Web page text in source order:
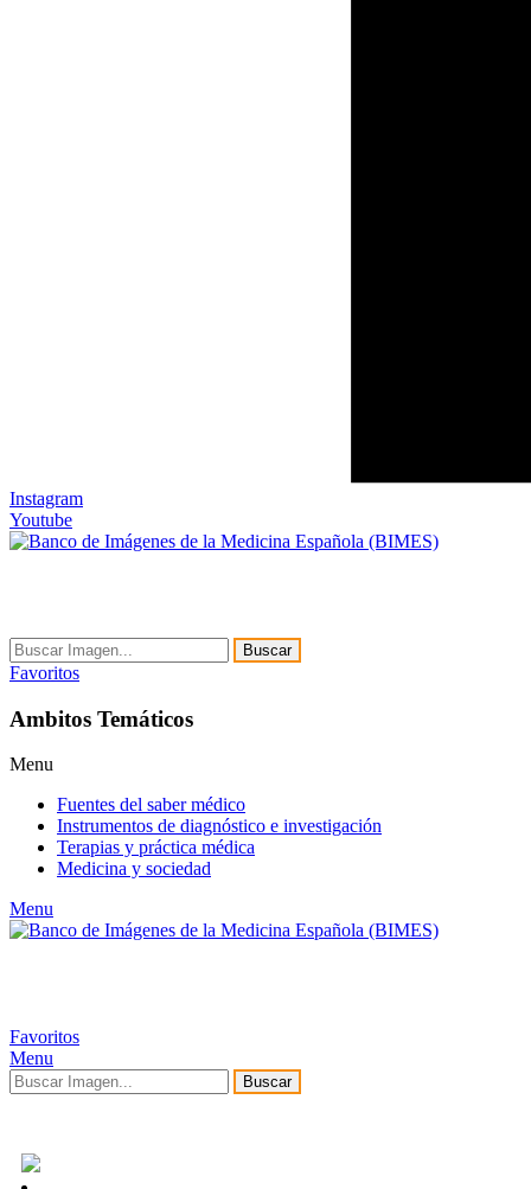
Instagram
Youtube
Buscar
Favoritos
Ambitos Temáticos
Menu
Fuentes del saber médico
Instrumentos de diagnóstico e investigación
Terapias y práctica médica
Medicina y sociedad
Menu
Favoritos
Menu
Buscar